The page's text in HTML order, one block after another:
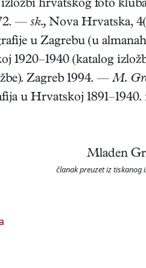
hrvatskog foto
— sk., Nova Hrvatska,
u Zagrebu (u
1920–1940 (katalog
Zagreb 1994. —M.
u Hrvatskoj 1891–1940.
Mladen
članak preuzet iz tiskanog